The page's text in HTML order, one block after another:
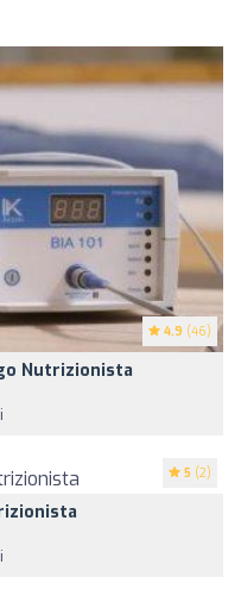
4.9 (46)
Nutrizionista
5 (2)